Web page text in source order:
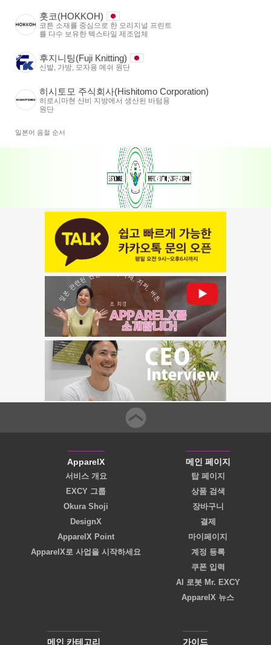
홋코(HOKKOH)
코튼 소재를 중심으로 한 오리지널 프린트
를 다수 보유한 텍스타일 제조업체
후지니팅(Fuji Knitting)
신발, 가방, 모자용 메쉬 원단
히시토모 주식회사(Hishitomo Corporation)
히로시마현 산비 지방에서 생산된 바텀용
원단
일본어 음절 순서
ApparelX
서비스 개요
EXCY 그룹
Okura Shoji
DesignX
ApparelX Point
ApparelX로 사업을 시작하세요
메인 페이지
탑 페이지
상품 검색
장바구니
결제
마이페이지
계정 등록
쿠폰 입력
AI 로봇 Mr. EXCY
ApparelX 뉴스
메인 카테고리 가이드